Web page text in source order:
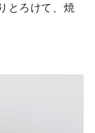
とろけて、焼